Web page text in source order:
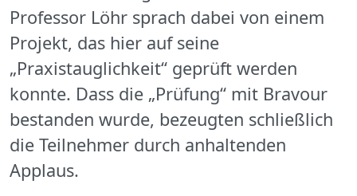
Professor Löhr sprach dabei von einem
Projekt, das hier auf seine
„Praxistauglichkeit“ geprüft werden
konnte. Dass die „Prüfung“ mit Bravour
bestanden wurde, bezeugten schließlich
die Teilnehmer durch anhaltenden
Applaus.